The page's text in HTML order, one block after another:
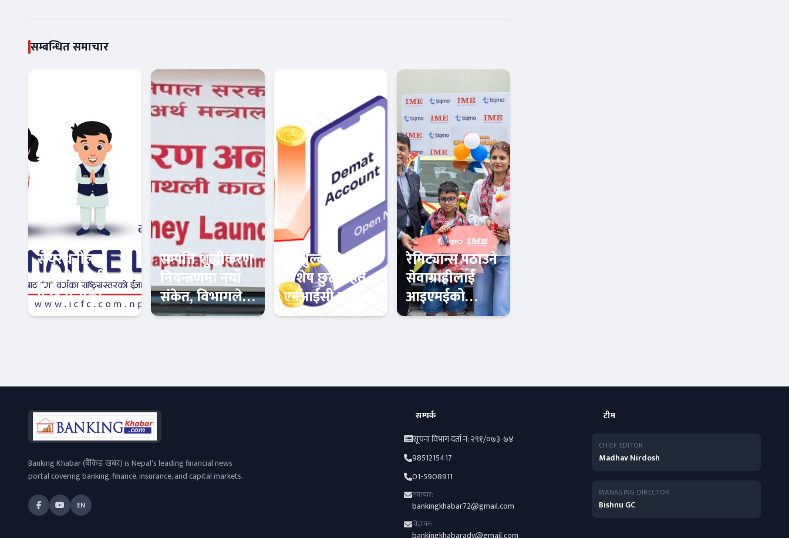
सम्बन्धित समाचार
सेयरधनीलाई
आईसीएफसी
फाइनान्सको
सचेतना: बाँकी
सम्पत्ति शुद्धीकरण
नियन्त्रणमा नयाँ
संकेत, विभागले
बढायो अनुसन्धान
निःशुल्क डिम्याट र
विशेष छुटसहित
एनआईसी एशिया
क्यापिटलको नयाँ
रेमिट्यान्स पठाउने
सेवाग्राहीलाई
आइएमईको
उपहार,
Banking Khabar (बैंकिङ खबर) is Nepal's leading financial news
portal covering banking, finance, insurance, and capital markets.
EN
सम्पर्क
सूचना विभाग दर्ता नं: २९१/०७३-७४
9851215417
01-5908911
समाचार:
bankingkhabar72@gmail.com
विज्ञापन:
टीम
CHIEF EDITOR
Madhav Nirdosh
MANAGING DIRECTOR
Bishnu GC